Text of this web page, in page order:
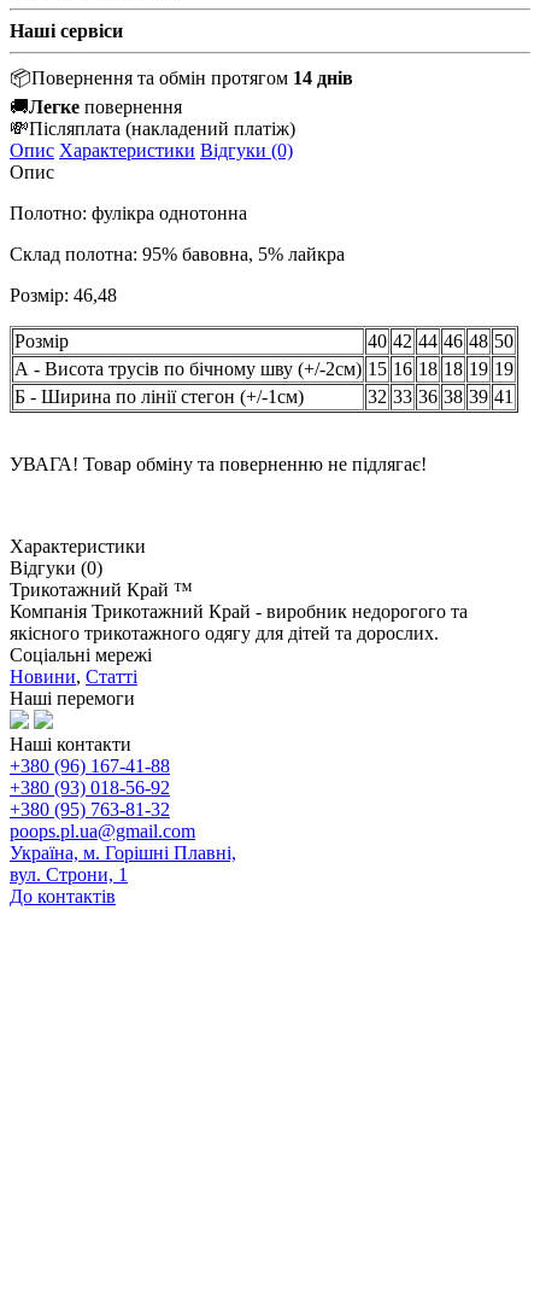
Наші сервіси
📦Повернення та обмін протягом 14 днів
🚚Легке повернення
💸Післяплата (накладений платіж)
Опис Характеристики Відгуки (0)
Опис
Полотно: фулікра однотонна
Склад полотна: 95% бавовна, 5% лайкра
Розмір: 46,48
Розмір 40 42 44 46 48 50
А - Висота трусів по бічному шву (+/-2см) 15 16 18 18 19 19
Б - Ширина по лінії стегон (+/-1см)
32 33 36 38 39 41
УВАГА! Товар обміну та поверненню не підлягає!
Характеристики
Відгуки (0)
Трикотажний Край ™
Компанія Трикотажний Край - виробник недорогого та
якісного трикотажного одягу для дітей та дорослих.
Соціальні мережі
Новини, Статті
Наші перемоги
Наші контакти
+380 (96) 167-41-88
+380 (93) 018-56-92
+380 (95) 763-81-32
poops.pl.ua@gmail.com
Україна, м. Горішні Плавні,
вул. Строни, 1
До контактів